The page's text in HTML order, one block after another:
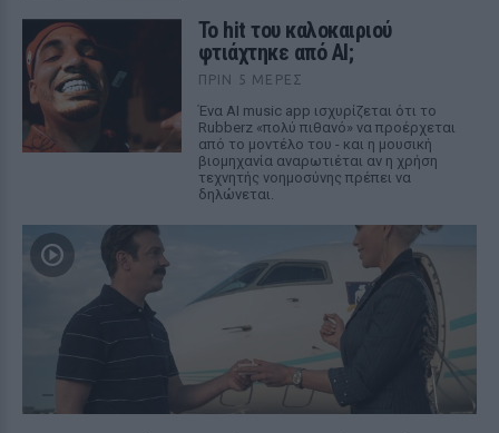
Το hit του καλοκαιριού
φτιάχτηκε από AI;
ΠΡΙΝ 5 ΜΈΡΕΣ
Ένα AI music app ισχυρίζεται ότι το
Rubberz «πολύ πιθανό» να προέρχεται
από το μοντέλο του - και η μουσική
βιομηχανία αναρωτιέται αν η χρήση
τεχνητής νοημοσύνης πρέπει να
δηλώνεται.